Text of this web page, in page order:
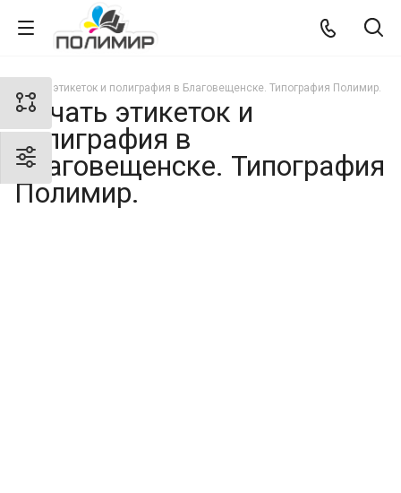
Печать этикеток и полиграфия в Благовещенске. Типография Полимир.
Печать этикеток и
полиграфия в
Благовещенске. Типография
Полимир.